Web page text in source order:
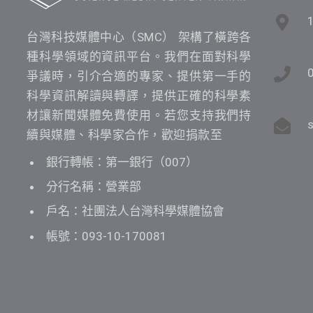
台灣科技媒體中心（SMC） 架構了橫跨各
種科學領域的資訊平台。我們在面對科學
爭議時，引介合適的專家、提供第一手的
科學資訊解讀與轉譯，提供正確的科學素
材讓新聞媒體免費使用。若您支持我們持
續與媒體、科學家合作，歡迎捐款至
銀行轉帳：第一銀行（007）
分行名稱：營業部
戶名：社團法人台灣科學媒體協會
帳號：093-10-170081